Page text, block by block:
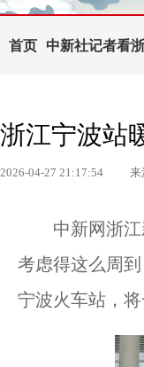
首页 中新社记者看
浙江宁波站
2026-04-27 21:17:54 来
中新网浙江新
考虑得这么周
宁波火车站，